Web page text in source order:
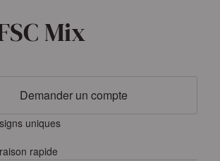
Mix
Demander un compte
uniques
rapide